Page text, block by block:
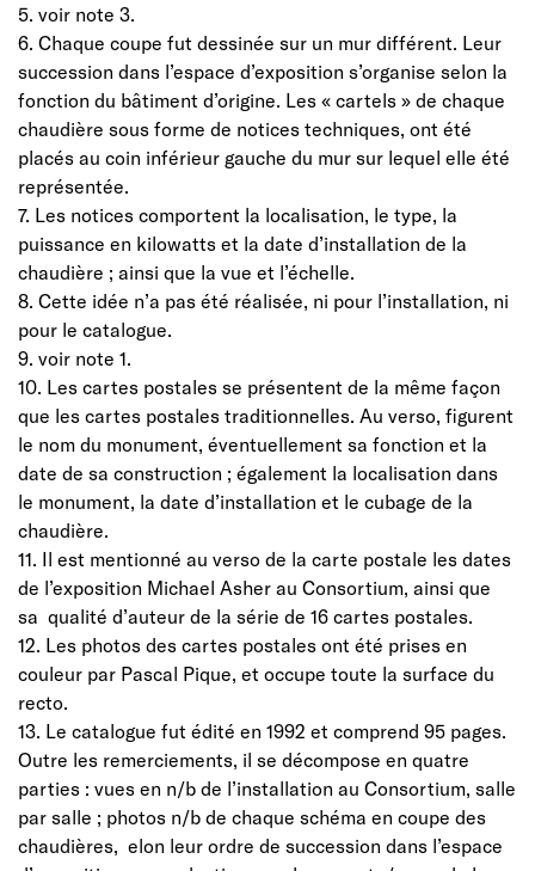
5. voir note 3.
6. Chaque coupe fut dessinée sur un mur différent. Leur
succession dans l’espace d’exposition s’organise selon la
fonction du bâtiment d’origine. Les « cartels » de chaque
chaudière sous forme de notices techniques, ont été
placés au coin inférieur gauche du mur sur lequel elle été
représentée.
7. Les notices comportent la localisation, le type, la
puissance en kilowatts et la date d’installation de la
chaudière ; ainsi que la vue et l’échelle.
8. Cette idée n’a pas été réalisée, ni pour l’installation, ni
pour le catalogue.
9. voir note 1.
10. Les cartes postales se présentent de la même façon
que les cartes postales traditionnelles. Au verso, figurent
le nom du monument, éventuellement sa fonction et la
date de sa construction ; également la localisation dans
le monument, la date d’installation et le cubage de la
chaudière.
11. Il est mentionné au verso de la carte postale les dates
de l’exposition Michael Asher au Consortium, ainsi que
sa qualité d’auteur de la série de 16 cartes postales.
12. Les photos des cartes postales ont été prises en
couleur par Pascal Pique, et occupe toute la surface du
recto.
13. Le catalogue fut édité en 1992 et comprend 95 pages.
Outre les remerciements, il se décompose en quatre
parties : vues en n/b de l’installation au Consortium, salle
par salle ; photos n/b de chaque schéma en coupe des
chaudières, elon leur ordre de succession dans l’espace